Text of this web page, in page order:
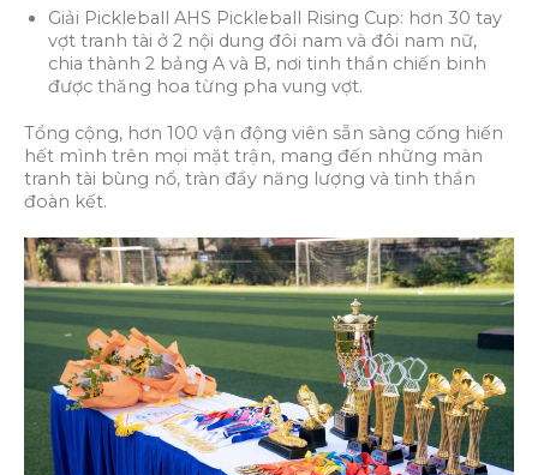
Giải Pickleball AHS Pickleball Rising Cup: hơn 30 tay
vợt tranh tài ở 2 nội dung đôi nam và đôi nam nữ,
chia thành 2 bảng A và B, nơi tinh thần chiến binh
được thăng hoa từng pha vung vợt.
Tổng cộng, hơn 100 vận động viên sẵn sàng cống hiến
hết mình trên mọi mặt trận, mang đến những màn
tranh tài bùng nổ, tràn đầy năng lượng và tinh thần
đoàn kết.